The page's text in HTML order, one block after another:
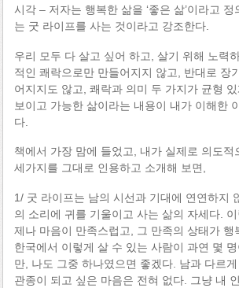
시각 – 저자는 행복한 삶을 ‘좋은 삶’이라고
는 굿 라이프를 사는 것이라고 강조한다.
우리 모두 다 살고 싶어 하고, 살기 위해 노력
적인 쾌락으로만 만들어지지 않고, 반대로 장
어지지도 않고, 쾌락과 의미 두 가지가 균형
보이고 가능한 삶이라는 내용이 내가 이해한
다.
책에서 가장 맘에 들었고, 내가 실제로 의도적
세가지를 그대로 인용하고 소개해 보면,
1/ 굿 라이프는 남의 시선과 기대에 연연하지
의 소리에 귀를 기울이고 사는 삶의 자세다.
제나 마음이 만족스럽고, 그 만족의 상태가 행
한국에서 이렇게 살 수 있는 사람이 과연 몇
만, 나도 그중 하나였으면 좋겠다. 남과 다르
관종이 되고 싶은 마음은 전혀 없다. 그냥 내